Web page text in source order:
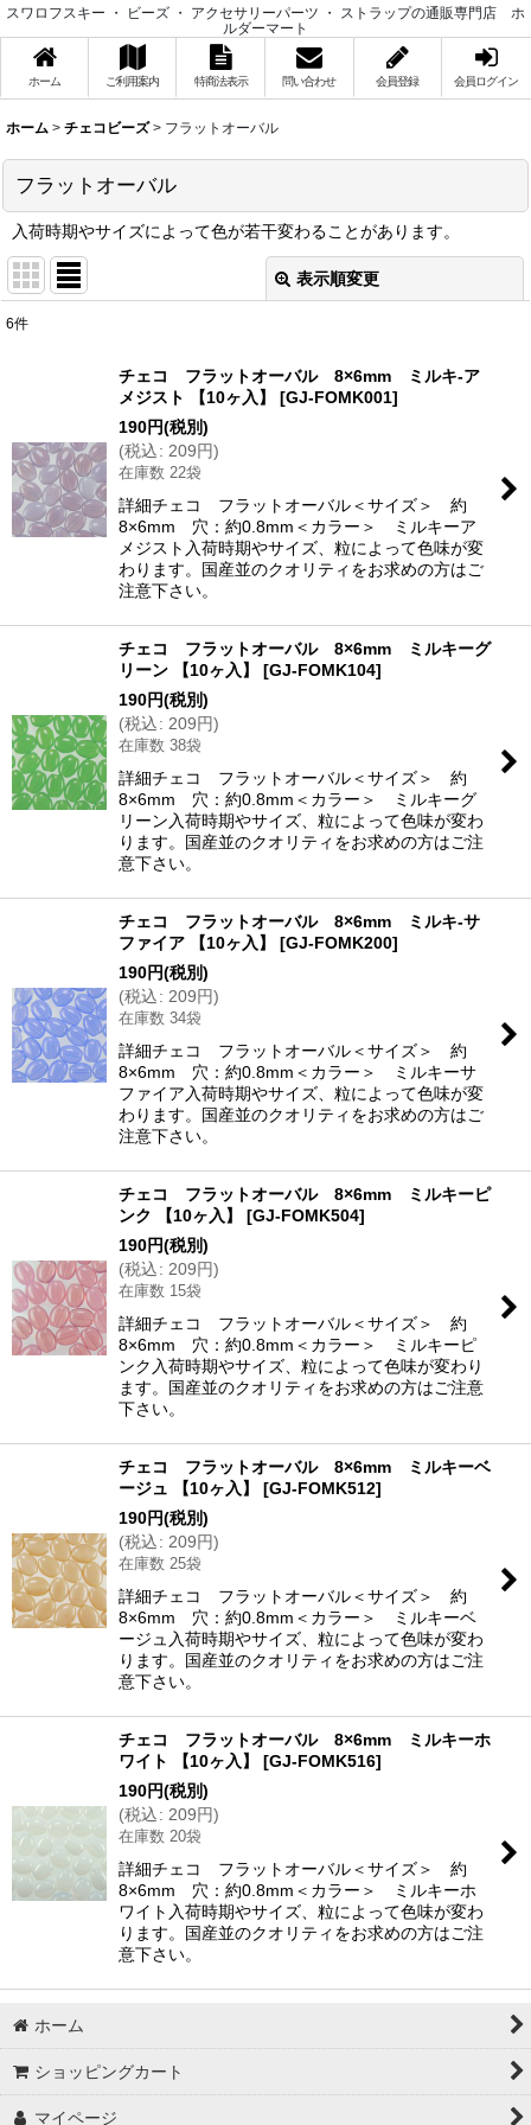
スワロフスキー ・ ビーズ ・ アクセサリーパーツ ・ ストラップの通販専門店 ホ
ルダーマート
ホーム ご利用案内 特商法表示 問い合わせ 会員登録 会員ログイン
ホーム > チェコビーズ > フラットオーバル
フラットオーバル
入荷時期やサイズによって色が若干変わることがあります。
表示順変更
並び順:
絞り込む
6件
チェコ フラットオーバル 8×6mm ミルキ-ア
メジスト 【10ヶ入】
[GJ-FOMK001]
190円(税別)
(税込: 209円)
在庫数 22袋
詳細チェコ フラットオーバル＜サイズ＞ 約
8×6mm 穴：約0.8mm＜カラー＞ ミルキーア
メジスト入荷時期やサイズ、粒によって色味が変
わります。国産並のクオリティをお求めの方はご
注意下さい。
チェコ フラットオーバル 8×6mm ミルキーグ
リーン 【10ヶ入】
[GJ-FOMK104]
190円(税別)
(税込: 209円)
在庫数 38袋
詳細チェコ フラットオーバル＜サイズ＞ 約
8×6mm 穴：約0.8mm＜カラー＞ ミルキーグ
リーン入荷時期やサイズ、粒によって色味が変わ
ります。国産並のクオリティをお求めの方はご注
意下さい。
チェコ フラットオーバル 8×6mm ミルキ-サ
ファイア 【10ヶ入】
[GJ-FOMK200]
190円(税別)
(税込: 209円)
在庫数 34袋
詳細チェコ フラットオーバル＜サイズ＞ 約
8×6mm 穴：約0.8mm＜カラー＞ ミルキーサ
ファイア入荷時期やサイズ、粒によって色味が変
わります。国産並のクオリティをお求めの方はご
注意下さい。
チェコ フラットオーバル 8×6mm ミルキーピ
ンク 【10ヶ入】
[GJ-FOMK504]
190円(税別)
(税込: 209円)
在庫数 15袋
詳細チェコ フラットオーバル＜サイズ＞ 約
8×6mm 穴：約0.8mm＜カラー＞ ミルキーピ
ンク入荷時期やサイズ、粒によって色味が変わり
ます。国産並のクオリティをお求めの方はご注意
下さい。
チェコ フラットオーバル 8×6mm ミルキーベ
ージュ 【10ヶ入】
[GJ-FOMK512]
190円(税別)
(税込: 209円)
在庫数 25袋
詳細チェコ フラットオーバル＜サイズ＞ 約
8×6mm 穴：約0.8mm＜カラー＞ ミルキーベ
ージュ入荷時期やサイズ、粒によって色味が変わ
ります。国産並のクオリティをお求めの方はご注
意下さい。
チェコ フラットオーバル 8×6mm ミルキーホ
ワイト 【10ヶ入】
[GJ-FOMK516]
190円(税別)
(税込: 209円)
在庫数 20袋
詳細チェコ フラットオーバル＜サイズ＞ 約
8×6mm 穴：約0.8mm＜カラー＞ ミルキーホ
ワイト入荷時期やサイズ、粒によって色味が変わ
ります。国産並のクオリティをお求めの方はご注
意下さい。
ホーム
ショッピングカート
マイページ